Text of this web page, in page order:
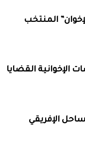
المنتخب
القضايا
الإفريقي